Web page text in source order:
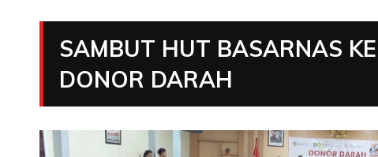
SAMBUT HUT BASARNAS
DONOR DARAH